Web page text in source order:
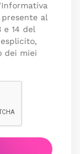
al
e 14 del
dei miei